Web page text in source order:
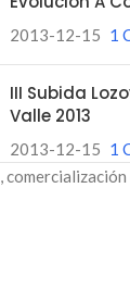
2013-12-15 1
III Subida
Valle 2013
2013-12-15 1